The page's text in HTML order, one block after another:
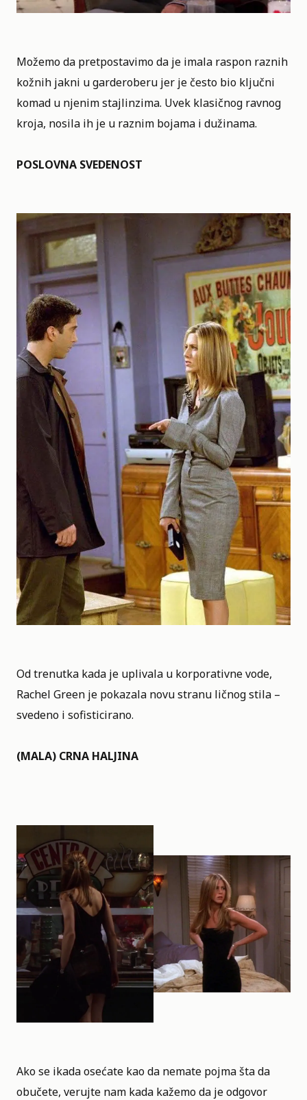
Možemo da pretpostavimo da je imala raspon raznih
kožnih jakni u garderoberu jer je često bio ključni
komad u njenim stajlinzima. Uvek klasičnog ravnog
kroja, nosila ih je u raznim bojama i dužinama.
POSLOVNA SVEDENOST
Od trenutka kada je uplivala u korporativne vode,
Rachel Green je pokazala novu stranu ličnog stila –
svedeno i sofisticirano.
(MALA) CRNA HALJINA
Ako se ikada osećate kao da nemate pojma šta da
obučete, verujte nam kada kažemo da je odgovor